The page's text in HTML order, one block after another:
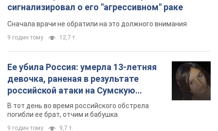
область. Фото
В тот день во время российского обстрела
Почему в СССР врачи носили только
белые халаты
В этом был как практический, так и
символический смысл
9 годин тому